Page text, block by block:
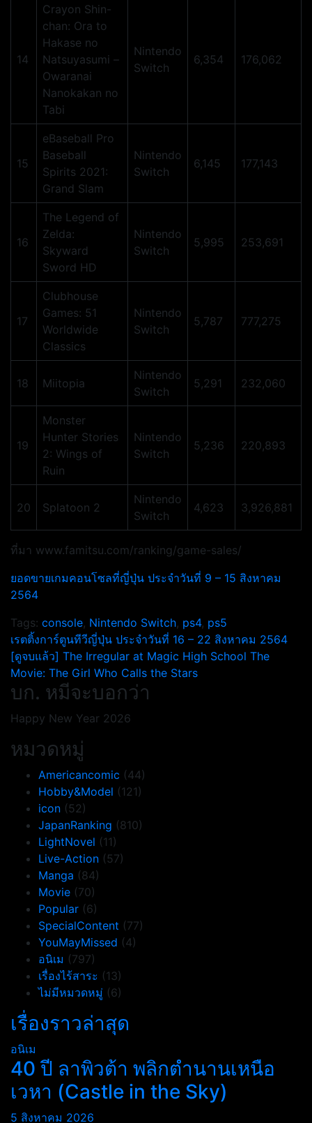
14
Crayon Shin-
chan: Ora to
Hakase no
Natsuyasumi –
Owaranai
Nanokakan no
Tabi
Nintendo
Switch
6,354 176,062
15
eBaseball Pro
Baseball
Spirits 2021:
Grand Slam
Nintendo
Switch
6,145 177,143
16
The Legend of
Zelda:
Skyward
Sword HD
Nintendo
Switch
5,995 253,691
17
Clubhouse
Games: 51
Worldwide
Classics
Nintendo
Switch
5,787 777,275
18 Miitopia
Nintendo
Switch
5,291 232,060
19
Monster
Hunter Stories
2: Wings of
Ruin
Nintendo
Switch
5,236 220,893
20 Splatoon 2
Nintendo
Switch
4,623 3,926,881
ที่มา www.famitsu.com/ranking/game-sales/
ยอดขายเกมคอนโซลที่ญี่ปุ่น ประจำวันที่ 9 – 15 สิงหาคม
2564
Tags: console, Nintendo Switch, ps4, ps5
แนะแนว
เรื่อง
เรตติ้งการ์ตูนทีวีญี่ปุ่น ประจำวันที่ 16 – 22 สิงหาคม 2564
[ดูจบแล้ว] The Irregular at Magic High School The
Movie: The Girl Who Calls the Stars
บก. หมีจะบอกว่า
Happy New Year 2026
หมวดหมู่
Americancomic (44)
Hobby&Model (121)
icon (52)
JapanRanking (810)
LightNovel (11)
Live-Action (57)
Manga (84)
Movie (70)
Popular (6)
SpecialContent (77)
YouMayMissed (4)
อนิเม (797)
เรื่องไร้สาระ (13)
ไม่มีหมวดหมู่ (6)
เรื่องราวล่าสุด
อนิเม
40 ปี ลาพิวต้า พลิกตำนานเหนือ
เวหา (Castle in the Sky)
5 สิงหาคม 2026